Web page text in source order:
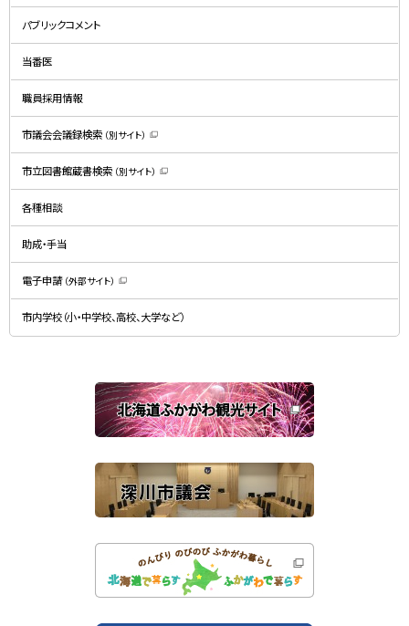
新
ン
で
す
）
パブリックコメント
当番医
職員採用情報
市議会会議録検索 （別サイト）
新
規
ウ
ン
で
す
市立図書館蔵書検索 （別サイト）
新
ン
で
す
）
各種相談
助成・手当
電子申請 （外部サイト）
新
規
ウ
ン
開
き
ま
す
）
市内学校（小・中学校、高校、大学など）